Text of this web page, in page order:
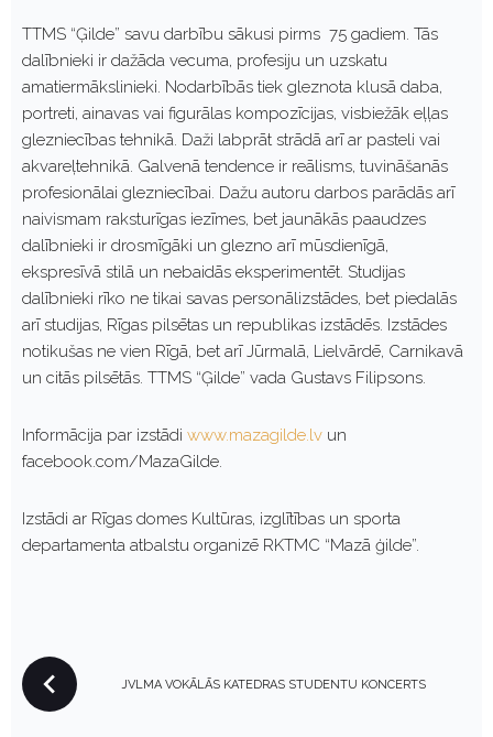
TTMS “Ģilde” savu darbību sākusi pirms 75 gadiem. Tās
dalībnieki ir dažāda vecuma, profesiju un uzskatu
amatiermākslinieki. Nodarbībās tiek gleznota klusā daba,
portreti, ainavas vai figurālas kompozīcijas, visbiežāk eļļas
glezniecības tehnikā. Daži labprāt strādā arī ar pasteli vai
akvareļtehnikā. Galvenā tendence ir reālisms, tuvināšanās
profesionālai glezniecībai. Dažu autoru darbos parādās arī
naivismam raksturīgas iezīmes, bet jaunākās paaudzes
dalībnieki ir drosmīgāki un glezno arī mūsdienīgā,
ekspresīvā stilā un nebaidās eksperimentēt. Studijas
dalībnieki rīko ne tikai savas personālizstādes, bet piedalās
arī studijas, Rīgas pilsētas un republikas izstādēs. Izstādes
notikušas ne vien Rīgā, bet arī Jūrmalā, Lielvārdē, Carnikavā
un citās pilsētās. TTMS “Ģilde” vada Gustavs Filipsons.
Informācija par izstādi www.mazagilde.lv un
facebook.com/MazaGilde.
Izstādi ar Rīgas domes Kultūras, izglītības un sporta
departamenta atbalstu organizē RKTMC “Mazā ģilde”.
P
O
JVLMA VOKĀLĀS KATEDRAS STUDENTU KONCERTS